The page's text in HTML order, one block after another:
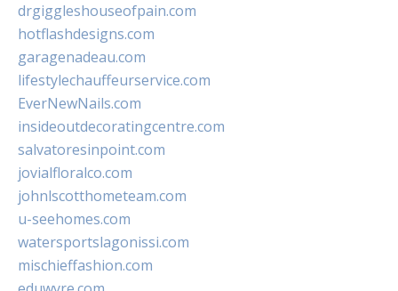
drgiggleshouseofpain.com
hotflashdesigns.com
garagenadeau.com
lifestylechauffeurservice.com
EverNewNails.com
insideoutdecoratingcentre.com
salvatoresinpoint.com
jovialfloralco.com
johnlscotthometeam.com
u-seehomes.com
watersportslagonissi.com
mischieffashion.com